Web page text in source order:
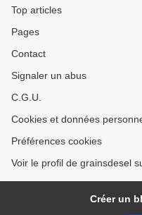
Top articles
Pages
Contact
Signaler un abus
C.G.U.
Cookies et données
Préférences cookies
Voir le profil de grainsdesel
Créer un